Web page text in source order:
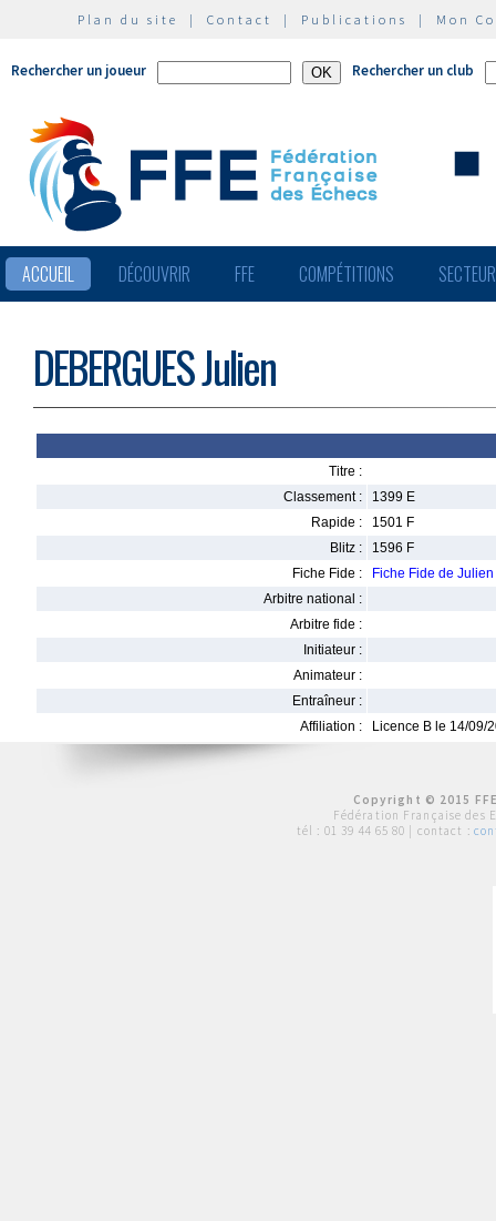
Plan du site | Contact | Publications | Mon
Rechercher un joueur Rechercher un club
ACCUEIL DÉCOUVRIR FFE COMPÉTITIONS
DEBERGUES Julien
Titre :
Classement :
1399 E
Rapide :
1501 F
Blitz :
1596 F
Fiche Fide :
Fiche Fide de
Arbitre national :
Arbitre fide :
Initiateur :
Animateur :
Entraîneur :
Affiliation :
Licence B le 14/09/
Copyright © 2015
Fédération Française des
tél : 01 39 44 65 80 | contact :